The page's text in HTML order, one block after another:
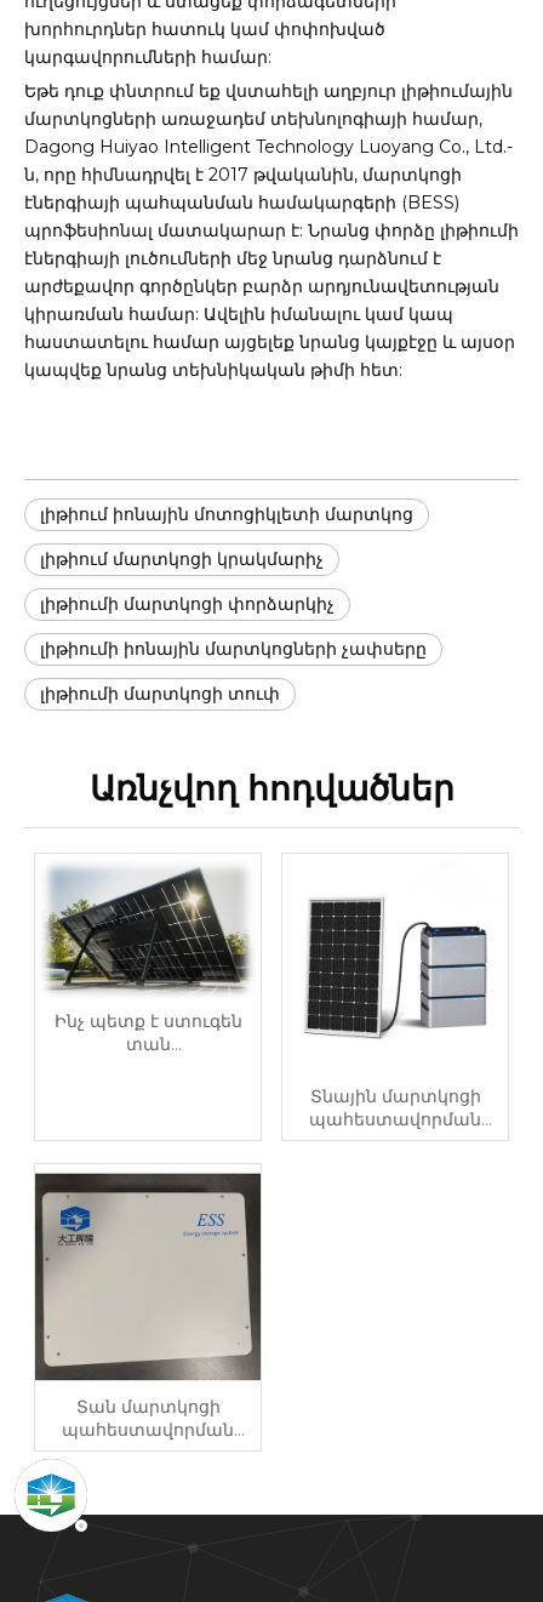
խորհուրդներ հատուկ կամ փոփոխված
կարգավորումների համար:
Եթե ​​դուք փնտրում եք վստահելի աղբյուր լիթիումային
մարտկոցների առաջադեմ տեխնոլոգիայի համար,
Dagong Huiyao Intelligent Technology Luoyang Co., Ltd.-
ն, որը հիմնադրվել է 2017 թվականին, մարտկոցի
էներգիայի պահպանման համակարգերի (BESS)
պրոֆեսիոնալ մատակարար է: Նրանց փորձը լիթիումի
էներգիայի լուծումների մեջ նրանց դարձնում է
արժեքավոր գործընկեր բարձր արդյունավետության
կիրառման համար: Ավելին իմանալու կամ կապ
հաստատելու համար այցելեք նրանց կայքէջը և այսօր
կապվեք նրանց տեխնիկական թիմի հետ:
լիթիում իոնային մոտոցիկլետի մարտկոց
լիթիում մարտկոցի կրակմարիչ
լիթիումի մարտկոցի փորձարկիչ
լիթիումի իոնային մարտկոցների չափսերը
լիթիումի մարտկոցի տուփ
Առնչվող հոդվածներ
Ինչ պետք է ստուգեն
տան
պահեստավորման
համակարգ գնելը
Տնային մարտկոցի
պահեստավորման
համակարգ ընդդեմ
Տան մարտկոցի
պահեստավորման
համակարգի գնման
կրկնօրինակման,
ինքնաօգտագործման